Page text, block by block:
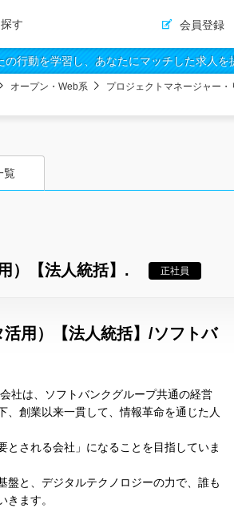
す 会員登録
行動を学習し、あなたにマッチした求人を
オープン・Web系 プロジェクトマネージャー・
覧
）【法人統括】. 正社員
用）【法人統括】/ソフトバ
社は、ソフトバンクグループ共通の経営
、創業以来一貫して、情報革命を通じた人
される会社」になることを目指していま
盤と、デジタルテクノロジーの力で、誰も
ます。